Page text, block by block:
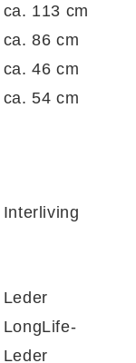
und
ca. 113 cm
ca. 86 cm
ca. 46 cm
ca. 54 cm
Interliving
Leder
LongLife-
Leder